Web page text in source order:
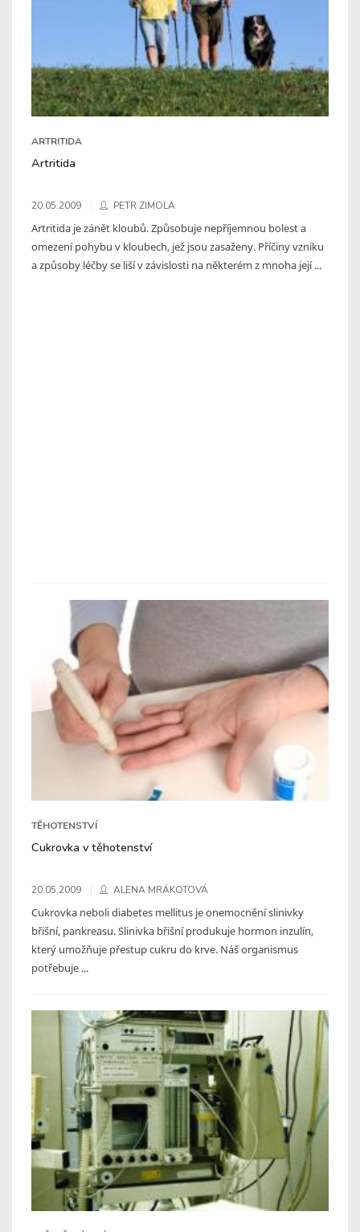
ARTRITIDA
Artritida
20.05.2009 PETR ZIMOLA
Artritida je zánět kloubů. Způsobuje nepříjemnou bolest a
omezení pohybu v kloubech, jež jsou zasaženy. Příčiny vzniku
a způsoby léčby se liší v závislosti na některém z mnoha její ...
TĚHOTENSTVÍ
Cukrovka v těhotenství
20.05.2009 ALENA MRÁKOTOVÁ
Cukrovka neboli diabetes mellitus je onemocnění slinivky
břišní, pankreasu. Slinivka břišní produkuje hormon inzulín,
který umožňuje přestup cukru do krve. Náš organismus
potřebuje ...